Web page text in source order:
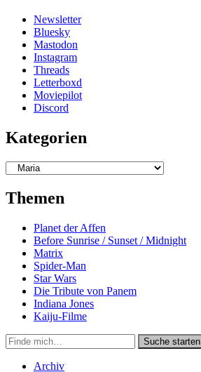
Newsletter
Bluesky
Mastodon
Instagram
Threads
Letterboxd
Moviepilot
Discord
Kategorien
Kategorien
Themen
Planet der Affen
Before Sunrise / Sunset / Midnight
Matrix
Spider-Man
Star Wars
Die Tribute von Panem
Indiana Jones
Kaiju-Filme
Suche
in
https://secondunit-
Suche starten
Archiv